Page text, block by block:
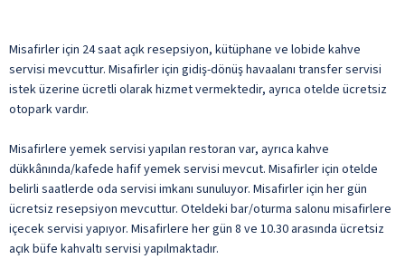
Misafirler için 24 saat açık resepsiyon, kütüphane ve lobide kahve
servisi mevcuttur. Misafirler için gidiş-dönüş havaalanı transfer servisi
istek üzerine ücretli olarak hizmet vermektedir, ayrıca otelde ücretsiz
otopark vardır.
Misafirlere yemek servisi yapılan restoran var, ayrıca kahve
dükkânında/kafede hafif yemek servisi mevcut. Misafirler için otelde
belirli saatlerde oda servisi imkanı sunuluyor. Misafirler için her gün
ücretsiz resepsiyon mevcuttur. Oteldeki bar/oturma salonu misafirlere
içecek servisi yapıyor. Misafirlere her gün 8 ve 10.30 arasında ücretsiz
açık büfe kahvaltı servisi yapılmaktadır.